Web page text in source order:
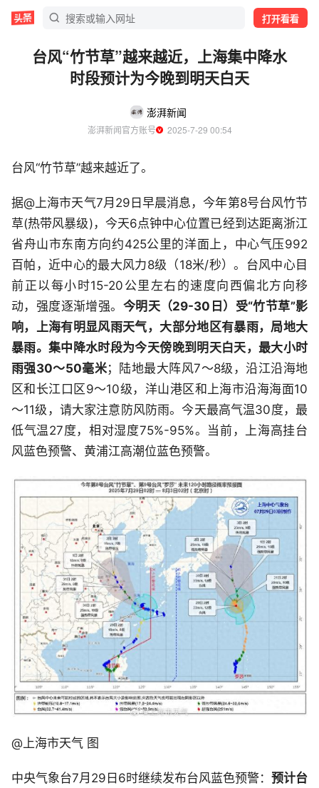
打开看看
台风“竹节草”越来越近，上海集中降水
时段预计为今晚到明天白天
澎湃新闻
澎湃新闻官方账号
  2025-7-29 00:54
台风“竹节草”越来越近了。
据@上海市天气7月29日早晨消息，今年第8号台风竹节
草(热带风暴级)，今天6点钟中心位置已经到达距离浙江
省舟山市东南方向约425公里的洋面上，中心气压992
百帕，近中心的最大风力8级（18米/秒）。台风中心目
前正以每小时15-20公里左右的速度向西偏北方向移
动，强度逐渐增强。 今明天（29-30日）受“竹节草”影
响，上海有明显风雨天气，大部分地区有暴雨，局地大
暴雨。集中降水时段为今天傍晚到明天白天，最大小时
雨强30～50毫米；陆地最大阵风7～8级，沿江沿海地
区和长江口区9～10级，洋山港区和上海市沿海海面10
～11级，请大家注意防风防雨。今天最高气温30度，最
低气温27度，相对湿度75%-95%。当前，上海高挂台
风蓝色预警、黄浦江高潮位蓝色预警。
@上海市天气 图
中央气象台7月29日6时继续发布台风蓝色预警： 预计台